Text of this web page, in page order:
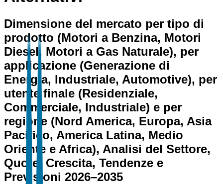
Dimensione del mercato per tipo di
prodotto (Motori a Benzina, Motori
Diesel, Motori a Gas Naturale), per
applicazione (Generazione di
Energia, Industriale, Automotive), per
utente finale (Residenziale,
Commerciale, Industriale) e per
regione (Nord America, Europa, Asia
Pacifico, America Latina, Medio
Oriente e Africa), Analisi del Settore,
Quote, Crescita, Tendenze e
Previsioni 2026–2035